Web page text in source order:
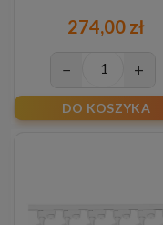
274,00 zł
− +
DO KOSZYKA